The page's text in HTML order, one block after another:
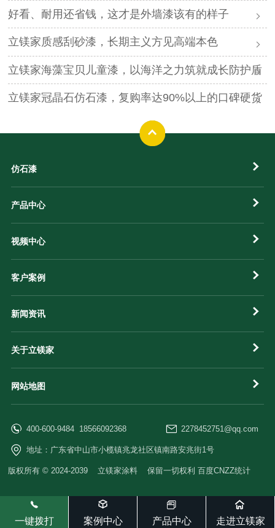
好看、耐用还省钱，这才是外墙漆该有的样子
立镁家质感刮砂漆，长期主义方见高端本色
立镁家海藻宝贝儿童漆，以海洋之力筑就成长防护盾
立镁家冠晶石仿石漆，复购率达90%以上的口碑硬货
仿石漆
产品中心
视频中心
客户案例
新闻资讯
关于立镁家
网站地图
400-600-9484 18566092368 2278452751@qq.com
地址：广东省中山市小榄镇兆龙社区镇南路安兆街1号
版权所有 © 2024-2039 立镁家涂料 保留一切权利 百度CNZZ统计
一键拨打 案例中心 产品中心 走进立镁家